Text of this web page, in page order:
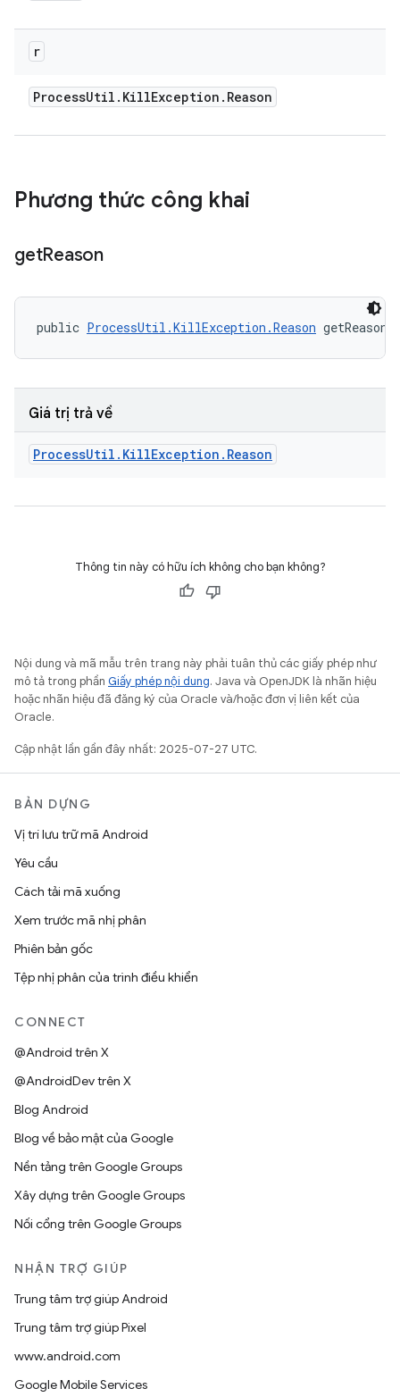
r
ProcessUtil . KillException . Reason
Phương thức công khai
getReason
public ProcessUtil.KillException.Reason getReason
Giá trị trả về
ProcessUtil . KillException . Reason
Thông tin này có hữu ích không cho bạn không?
Nội dung và mã mẫu trên trang này phải tuân thủ các giấy phép như
mô tả trong phần Giấy phép nội dung. Java và OpenJDK là nhãn hiệu
hoặc nhãn hiệu đã đăng ký của Oracle và/hoặc đơn vị liên kết của
Oracle.
Cập nhật lần gần đây nhất: 2025-07-27 UTC.
BẢN DỰNG
Vị trí lưu trữ mã Android
Yêu cầu
Cách tải mã xuống
Xem trước mã nhị phân
Phiên bản gốc
Tệp nhị phân của trình điều khiển
CONNECT
@Android trên X
@AndroidDev trên X
Blog Android
Blog về bảo mật của Google
Nền tảng trên Google Groups
Xây dựng trên Google Groups
Nối cổng trên Google Groups
NHẬN TRỢ GIÚP
Trung tâm trợ giúp Android
Trung tâm trợ giúp Pixel
www.android.com
Google Mobile Services